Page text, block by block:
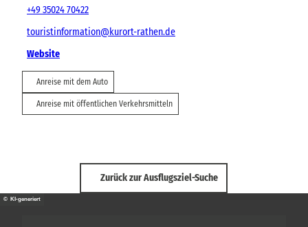
+49 35024 70422
touristinformation@kurort-rathen.de
Website
Anreise mit dem Auto
Anreise mit öffentlichen Verkehrsmitteln
Zurück zur Ausflugsziel-Suche
© KI-generiert